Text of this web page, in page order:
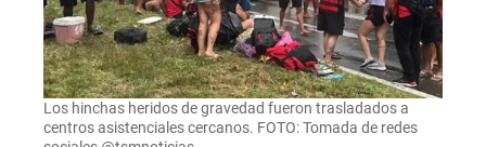
Los hinchas heridos de gravedad fueron trasladados a
centros asistenciales cercanos. FOTO: Tomada de redes